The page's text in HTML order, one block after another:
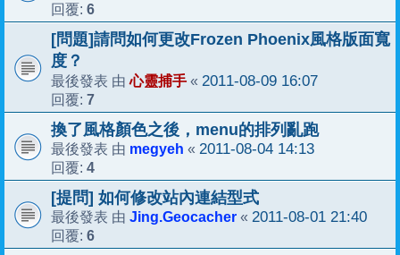
回覆: 6
[問題]請問如何更改Frozen Phoenix風格版面寬
度？
最後發表 由心靈捕手 « 2011-08-09 16:07
回覆: 7
換了風格顏色之後，menu的排列亂跑
最後發表 由 megyeh « 2011-08-04 14:13
回覆: 4
[提問] 如何修改站內連結型式
最後發表 由 Jing.Geocacher « 2011-08-01 21:40
回覆: 6